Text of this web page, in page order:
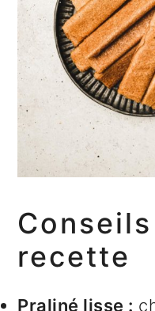
recette
Praliné lisse :